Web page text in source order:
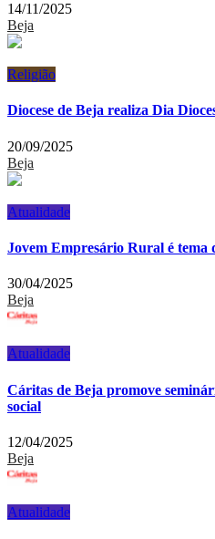
14/11/2025
Beja
Religião
Diocese de Beja realiza Dia
20/09/2025
Beja
Atualidade
Jovem Empresário Rural é tema
30/04/2025
Beja
Atualidade
Cáritas de Beja promove
social
12/04/2025
Beja
Atualidade